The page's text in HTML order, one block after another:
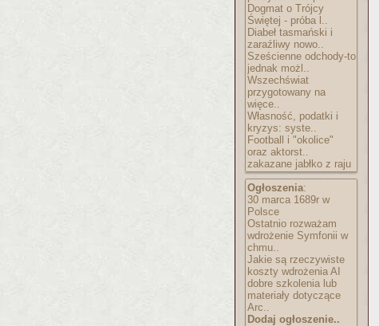
Dogmat o Trójcy
Świętej - próba l..
Diabeł tasmański i
zaraźliwy nowo..
Sześcienne odchody-to
jednak możl..
Wszechświat
przygotowany na
więce..
Własność, podatki i
kryzys: syste..
Football i "okolice"
oraz aktorst..
zakazane jabłko z raju
Ogłoszenia:
30 marca 1689r w
Polsce
Ostatnio rozważam
wdrożenie Symfonii w
chmu..
Jakie są rzeczywiste
koszty wdrożenia AI
dobre szkolenia lub
materiały dotyczące
Arc..
Dodaj ogłoszenie..